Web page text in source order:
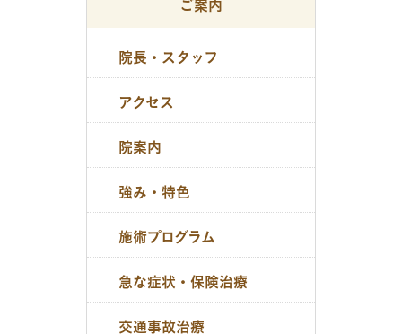
ご案内
院長・スタッフ
アクセス
院案内
強み・特色
施術プログラム
急な症状・保険治療
交通事故治療